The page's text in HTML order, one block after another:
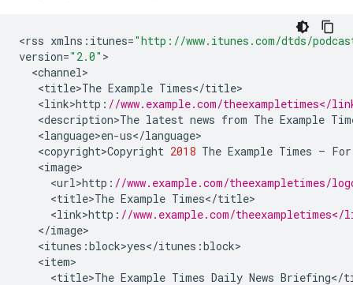
<rss xmlns : itunes="http://www.itunes.com/dtds/
version="2.0"
<channel
<title>The Example Times</title
<link>http : //www.example.com/theexampletimes</
<description>The latest news from The Example
<language>en-us</language
<copyright>Copyright 2018 The Example Times – For
<image
<url>http : //www.example.com/theexampletimes/
<title>The Example Times</title
<link>http : //www.example.com/theexampletimes</
</image
<itunes :block>yes</itunes :block
<item
<title>The Example Times Daily News Briefing</